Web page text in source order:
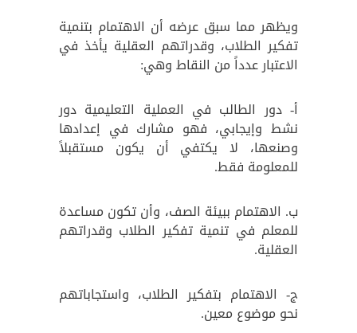
ويظهر مما سبق عرضه أن الاهتمام بتنمية
تفكير الطلاب، وقدراتهم العقلية يأخذ في
الاعتبار عدداً من النقاط وهي:
أ- دور الطالب في العملية التعليمية دور
نشط وإيجابي، فهو مشارك في إعدادها
وصنعها، لا يكتفي أن يكون مستقبلاً
للمعلومة فقط.
ب. الاهتمام ببيئة الصف، وأن تكون مساعدة
للمعلم في تنمية تفكير الطلاب وقدراتهم
العقلية.
ج- الاهتمام بتفكير الطلاب، واستجاباتهم
نحو موضوع معين.